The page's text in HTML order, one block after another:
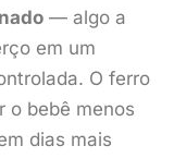
— algo a
em um
O ferro
o bebê menos
dias mais